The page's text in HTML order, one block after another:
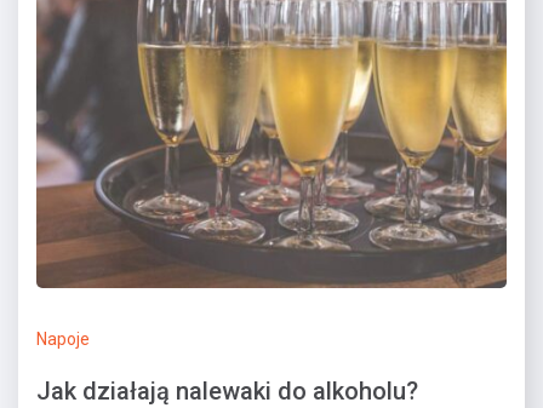
Napoje
Jak działają nalewaki do alkoholu?